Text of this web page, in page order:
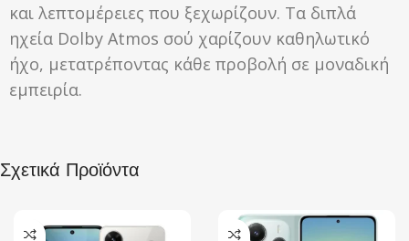
και λεπτομέρειες που ξεχωρίζουν. Τα διπλά
ηχεία Dolby Atmos σού χαρίζουν καθηλωτικό
ήχο, μετατρέποντας κάθε προβολή σε μοναδική
εμπειρία.
Σχετικά Προϊόντα